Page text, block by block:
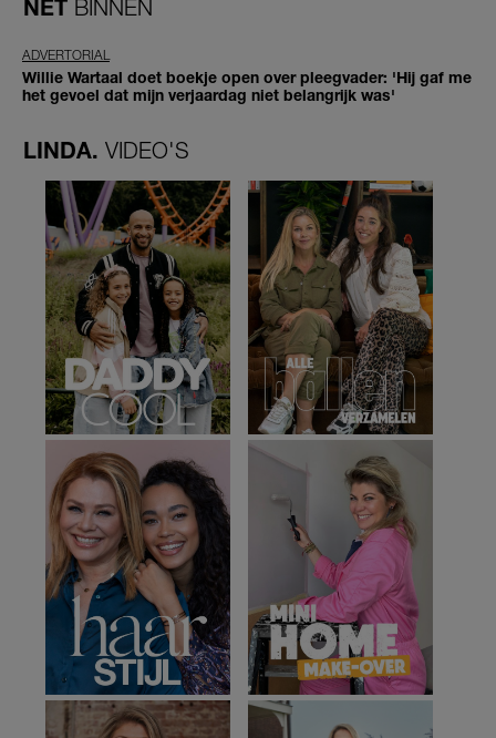
NET BINNEN
ADVERTORIAL
Willie Wartaal doet boekje open over pleegvader: 'Hij gaf me
het gevoel dat mijn verjaardag niet belangrijk was'
LINDA. VIDEO'S